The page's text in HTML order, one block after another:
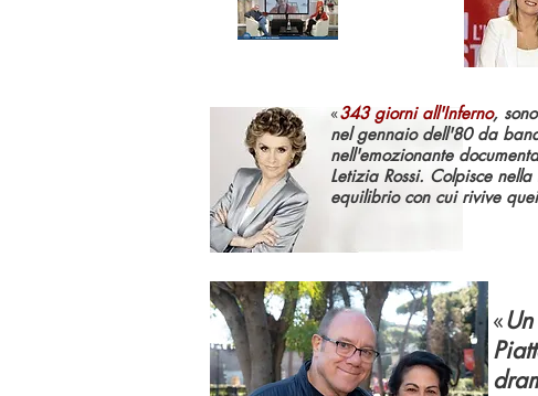
«343 giorni all'Inferno,
nel gennaio dell'80 da
nell'emozionante
Letizia Rossi. Colpisce
equilibrio con cui rivive
«